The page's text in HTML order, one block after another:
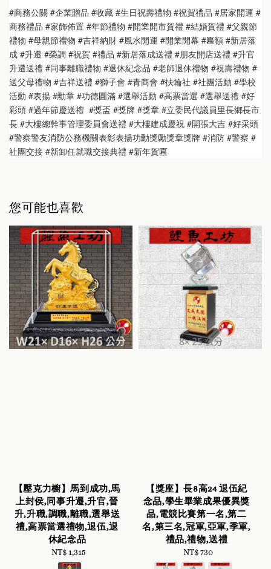
#商務公關 #企業贈品 #收藏 #生日祝壽禮物 #祝賀禮品 #居家開運 #
商務禮品 #家飾佈置 #年節禮物 #開業開市賀禮 #結婚賀禮 #父親節
禮物 #母親節禮物 #吉祥納財 #風水開運 #開業開幕 #匾額 #新居落
成 #升遷 #榮調 #祝賀 #禮品 #新居落成送禮 #朋友開店送禮 #升官
升遷送禮 #同事離職禮物 #退休紀念品 #老師退休禮物 #祝壽禮物 #
送父母禮物 #吉祥送禮 #獅子會 #青商會 #扶輪社 #社團活動 #學校
活動 #表揚 #勳章 #功德圓滿 #選舉活動 #高票當選 #選舉送禮 #好
彩頭 #過年節慶送禮  #獎盃 #獎牌 #獎章 #立委民代議員里長鄉長市
長 #大樓總幹事管理委員會送禮 #大樓建成慶祝 #開張大吉 #好采頭
#警察警友消防公務機關表彰表揚功勳獎勵獎章獎牌 #消防 #警察 #
社團交接 #新卸任就職交接典禮 #新年賀匾
您可能也喜歡
【壓克力櫥】馬到成功,馬
上封侯,同事升遷,升官,晉
升,升職,調職,離職,選舉送
禮,高票當選禮物,退伍,退
休紀念品
Regular
price
NT$ 1,315
【獎座】長8高24 退伍紀
念品,學生畢業成果優異獎
品,電競比賽第一名,第二
名,第三名,冠軍,亞軍,季軍,
禮品,禮物,送禮
Regular
price
NT$ 730